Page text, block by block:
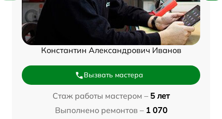
Константин Александрович Иванов
Вызвать мастера
Стаж работы мастером – 5 лет
Выполнено ремонтов – 1 070